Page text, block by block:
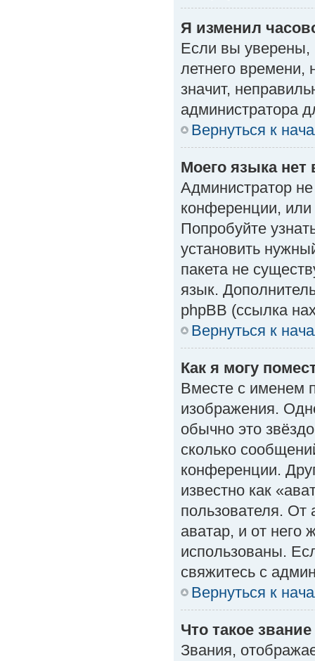
Я изменил
Если вы уверены,
летнего времени,
значит,
администратора
Вернуться к
Моего языка нет
Администратор
конференции,
Попробуйте
установить
пакета не
язык.
phpBB (ссылка
Вернуться к
Как я могу
Вместе с именем
изображения.
обычно это
сколько
конференции.
известно как
пользователя. От
аватар, и от него
использованы.
свяжитесь с
Вернуться к
Что такое
Звания,